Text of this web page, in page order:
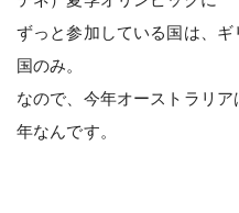
ずっと参加している国は、
国のみ。
なので、今年オーストラリ
年なんです。